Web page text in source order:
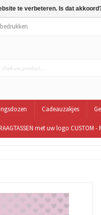
Cadeauzakjes
met uw logo CUSTOM -
te verbeteren. Is dat